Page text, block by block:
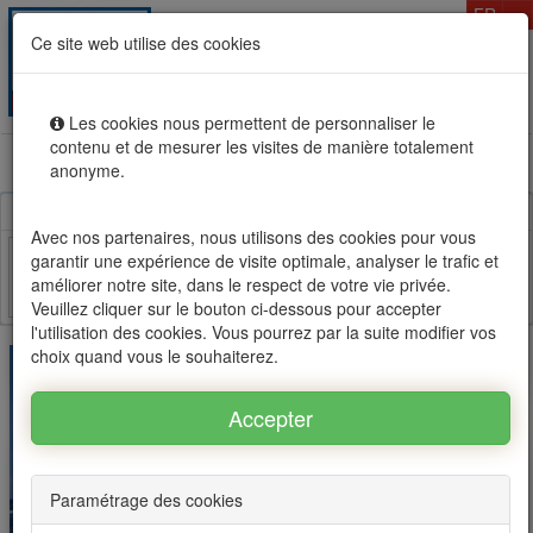
Ce site web utilise des cookies
Les cookies nous permettent de personnaliser le
contenu et de mesurer les visites de manière totalement
anonyme.
Avec nos partenaires, nous utilisons des cookies pour vous
garantir une expérience de visite optimale, analyser le trafic et
améliorer notre site, dans le respect de votre vie privée.
Veuillez cliquer sur le bouton ci-dessous pour accepter
l'utilisation des cookies. Vous pourrez par la suite modifier vos
choix quand vous le souhaiterez.
Paramétrage des cookies
FR
Location vente immobilier à l'Ile Maurice, OFIM réseau
Facebook Twitter Email